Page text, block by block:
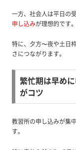
一方、社会人は平日の
申し込みが理想的です。
特に、夕方〜夜や土日
さにつながります。
繁忙期は早め
がコツ
教習所の申し込みが集
す。